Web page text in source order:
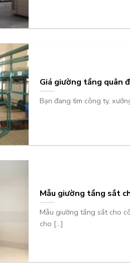
Giá giường tầng quân
Bạn đang tìm công ty,
Mẫu giường tầng sắt
Mẫu giường tầng sắt cho
cho [...]